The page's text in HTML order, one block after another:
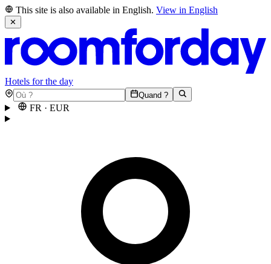
This site is also available in English. View in English
✕
Hotels for the day
Quand ?
FR · EUR